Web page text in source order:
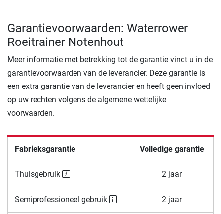
Garantievoorwaarden: Waterrower
Roeitrainer Notenhout
Meer informatie met betrekking tot de garantie vindt u in de
garantievoorwaarden van de leverancier. Deze garantie is
een extra garantie van de leverancier en heeft geen invloed
op uw rechten volgens de algemene wettelijke
voorwaarden.
Fabrieksgarantie Volledige garantie
Thuisgebruik 2 jaar
Semiprofessioneel gebruik 2 jaar